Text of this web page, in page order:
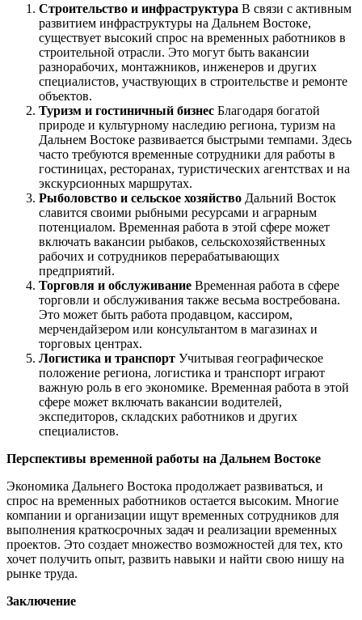
Строительство и инфраструктура В связи с активным
развитием инфраструктуры на Дальнем Востоке,
существует высокий спрос на временных работников в
строительной отрасли. Это могут быть вакансии
разнорабочих, монтажников, инженеров и других
специалистов, участвующих в строительстве и ремонте
объектов.
Туризм и гостиничный бизнес Благодаря богатой
природе и культурному наследию региона, туризм на
Дальнем Востоке развивается быстрыми темпами. Здесь
часто требуются временные сотрудники для работы в
гостиницах, ресторанах, туристических агентствах и на
экскурсионных маршрутах.
Рыболовство и сельское хозяйство Дальний Восток
славится своими рыбными ресурсами и аграрным
потенциалом. Временная работа в этой сфере может
включать вакансии рыбаков, сельскохозяйственных
рабочих и сотрудников перерабатывающих
предприятий.
Торговля и обслуживание Временная работа в сфере
торговли и обслуживания также весьма востребована.
Это может быть работа продавцом, кассиром,
мерчендайзером или консультантом в магазинах и
торговых центрах.
Логистика и транспорт Учитывая географическое
положение региона, логистика и транспорт играют
важную роль в его экономике. Временная работа в этой
сфере может включать вакансии водителей,
экспедиторов, складских работников и других
специалистов.
Перспективы временной работы на Дальнем Востоке
Экономика Дальнего Востока продолжает развиваться, и
спрос на временных работников остается высоким. Многие
компании и организации ищут временных сотрудников для
выполнения краткосрочных задач и реализации временных
проектов. Это создает множество возможностей для тех, кто
хочет получить опыт, развить навыки и найти свою нишу на
рынке труда.
Заключение